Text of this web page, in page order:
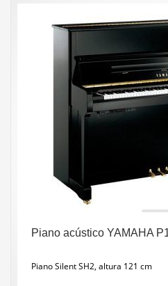
Piano acústico YAMAHA
Piano Silent SH2, altura 121 cm